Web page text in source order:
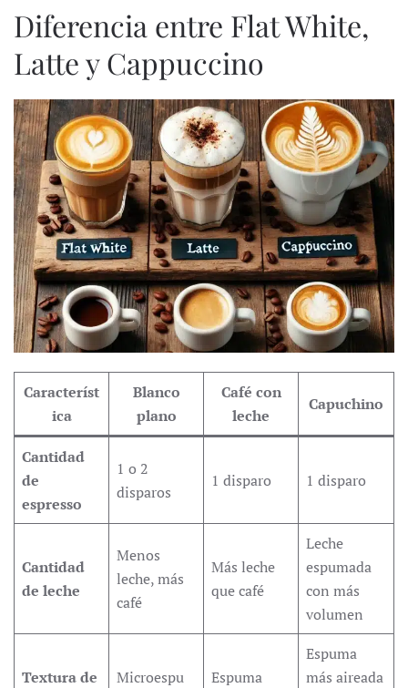
Diferencia entre Flat White,
Latte y Cappuccino
Característ
ica
Blanco
plano
Café con
leche
Capuchino
Cantidad
de
espresso
1 o 2
disparos
1 disparo 1 disparo
Cantidad
de leche
Menos
leche, más
café
Más leche
que café
Leche
espumada
con más
volumen
Textura de
Microespu
Espuma
Espuma
más aireada